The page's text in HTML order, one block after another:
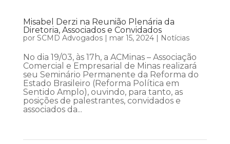
Misabel Derzi na Reunião Plenária da
Diretoria, Associados e Convidados
por SCMD Advogados| mar 15, 2024| Notícias
No dia 19/03, às 17h, a ACMinas – Associação
Comercial e Empresarial de Minas realizará
seu Seminário Permanente da Reforma do
Estado Brasileiro (Reforma Política em
Sentido Amplo), ouvindo, para tanto, as
posições de palestrantes, convidados e
associados da...